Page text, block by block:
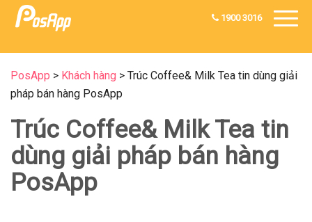
1900 3016
PosApp > Khách hàng > Trúc Coffee& Milk Tea tin dùng giải
pháp bán hàng PosApp
Trúc Coffee& Milk Tea tin
dùng giải pháp bán hàng
PosApp